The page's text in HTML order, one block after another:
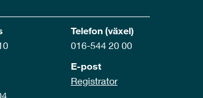
Telefon (växel)
016-544 20 00
E-post
Registrator